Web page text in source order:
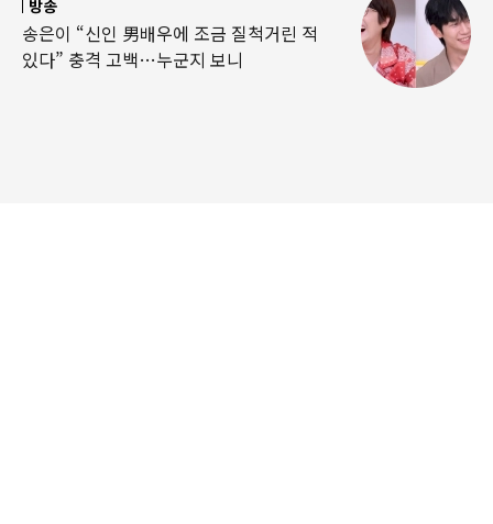
방송
송은이 “신인 男배우에 조금 질척거린 적
있다” 충격 고백…누군지 보니